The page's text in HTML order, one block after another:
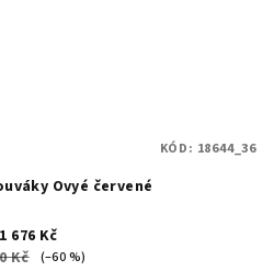
Ovyé červené
1 676 Kč
Kč
(–60 %)
KÓD: 18644_36